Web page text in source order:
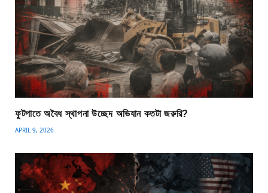
ফুটপাতে অবৈধ স্থাপনা উচ্ছেদ অভিযান কতটা জরুরি?
APRIL 9, 2026